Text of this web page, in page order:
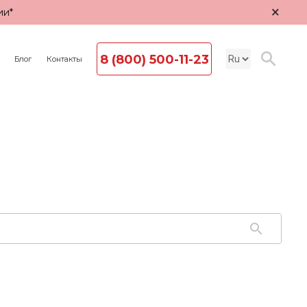
×
Блог Контакты 8 (800) 500-11-23